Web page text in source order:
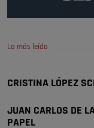
A ver si llega alguno
Pozuelo de Alarcón
🔴
Lo más leído
CRISTINA LÓPEZ
JUAN CARLOS DE
PAPEL